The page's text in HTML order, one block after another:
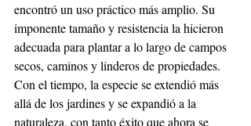
encontró un uso práctico más amplio. Su
imponente tamaño y resistencia la hicieron
adecuada para plantar a lo largo de campos
secos, caminos y linderos de propiedades.
Con el tiempo, la especie se extendió más
allá de los jardines y se expandió a la
naturaleza, con tanto éxito que ahora se